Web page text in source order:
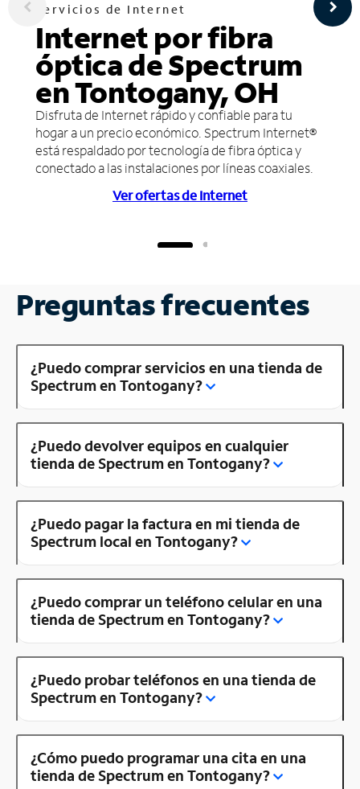
Servicios de Internet
Internet por fibra
óptica de Spectrum
en Tontogany, OH
Disfruta de Internet rápido y confiable para tu
hogar a un precio económico. Spectrum Internet®
está respaldado por tecnología de fibra óptica y
conectado a las instalaciones por líneas coaxiales.
Ver ofertas de Internet
Preguntas frecuentes
¿Puedo comprar servicios en una tienda de
Spectrum en Tontogany?
¿Puedo devolver equipos en cualquier
tienda de Spectrum en Tontogany?
¿Puedo pagar la factura en mi tienda de
Spectrum local en Tontogany?
¿Puedo comprar un teléfono celular en una
tienda de Spectrum en Tontogany?
¿Puedo probar teléfonos en una tienda de
Spectrum en Tontogany?
¿Cómo puedo programar una cita en una
tienda de Spectrum en Tontogany?